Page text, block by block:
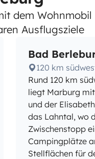
dem Wohnmobil
Ausflugsziele
Bad
120 km
Rund 120 km
liegt Marburg
und der
das Lahntal, wo
Zwischenstopp
Campingplätze
Stellflächen für